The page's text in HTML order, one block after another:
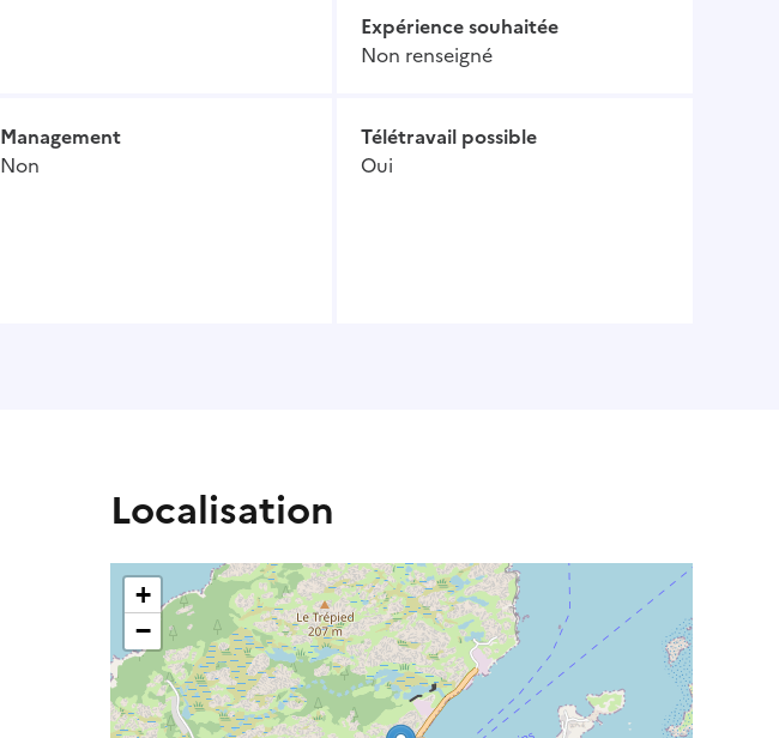
Expérience souhaitée
Non renseigné
Management
Non
Télétravail possible
Oui
Localisation
+
−